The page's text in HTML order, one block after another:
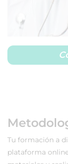
Tu formación a
plataforma